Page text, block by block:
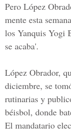
Pero López
mente esta
los Yanquis Yogi
se acaba'.
López Obrador,
diciembre, se
rutinarias y
béisbol, donde
El mandatario